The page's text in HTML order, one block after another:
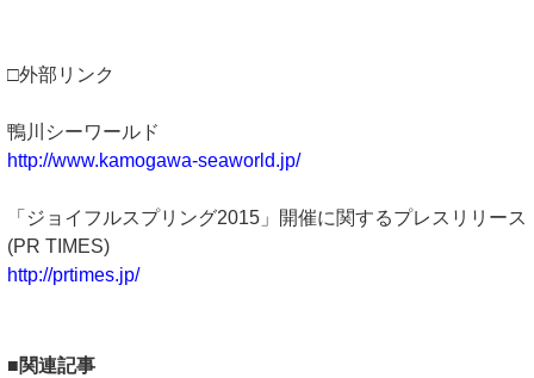
□外部リンク
鴨川シーワールド
http://www.kamogawa-seaworld.jp/
「ジョイフルスプリング2015」開催に関するプレスリリース
(PR TIMES)
http://prtimes.jp/
■関連記事